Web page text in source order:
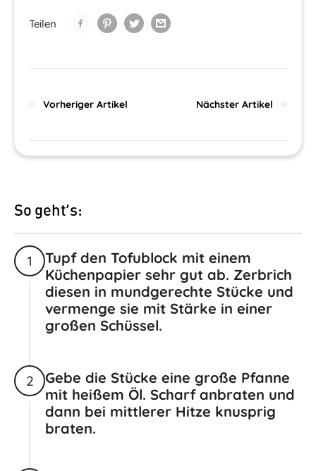
Teilen
Vorheriger Artikel Nächster Artikel
So geht’s:
1
Tupf den Tofublock mit einem
Küchenpapier sehr gut ab. Zerbrich
diesen in mundgerechte Stücke und
vermenge sie mit Stärke in einer
großen Schüssel.
2
Gebe die Stücke eine große Pfanne
mit heißem Öl. Scharf anbraten und
dann bei mittlerer Hitze knusprig
braten.